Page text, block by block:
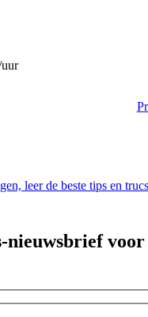
leer de beste tips en
nieuwsbrief voor